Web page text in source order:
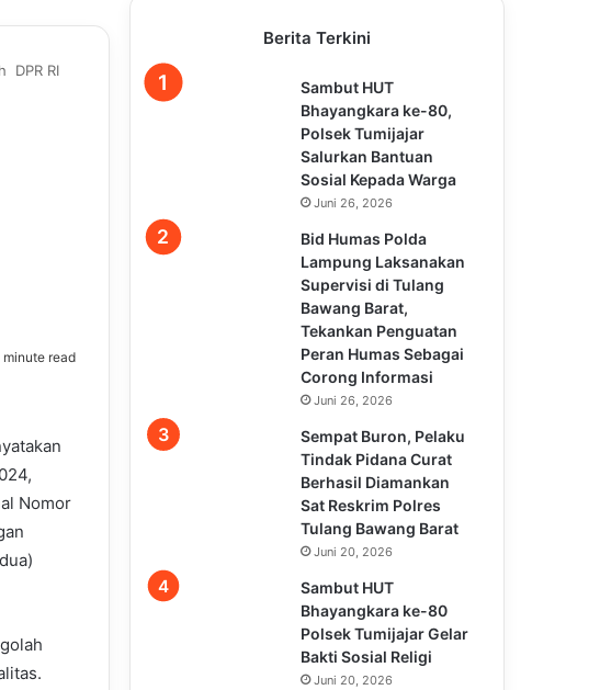
DPR RI
minute read
Nomor
Berita Terkini
Sambut HUT
Bhayangkara ke-80,
Polsek Tumijajar
Salurkan Bantuan
Sosial Kepada Warga
Juni 26, 2026
Bid Humas Polda
Lampung Laksanakan
Supervisi di Tulang
Bawang Barat,
Tekankan Penguatan
Peran Humas Sebagai
Corong Informasi
Juni 26, 2026
Sempat Buron, Pelaku
Tindak Pidana Curat
Berhasil Diamankan
Sat Reskrim Polres
Tulang Bawang Barat
Juni 20, 2026
Sambut HUT
Bhayangkara ke-80
Polsek Tumijajar Gelar
Bakti Sosial Religi
Juni 20, 2026